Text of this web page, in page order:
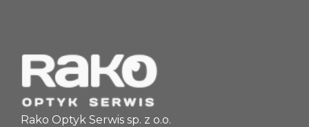
Rako Optyk Serwis sp. z o.o.